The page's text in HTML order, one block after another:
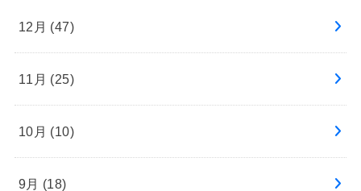
12月 (47)
11月 (25)
10月 (10)
9月 (18)